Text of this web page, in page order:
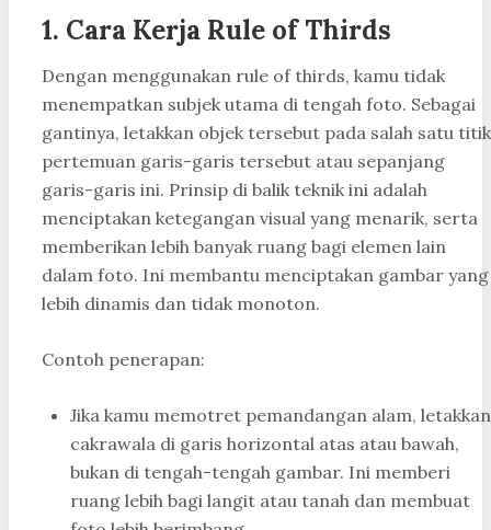
1. Cara Kerja Rule of Thirds
Dengan menggunakan rule of thirds, kamu tidak
menempatkan subjek utama di tengah foto. Sebagai
gantinya, letakkan objek tersebut pada salah satu titik
pertemuan garis-garis tersebut atau sepanjang
garis-garis ini. Prinsip di balik teknik ini adalah
menciptakan ketegangan visual yang menarik, serta
memberikan lebih banyak ruang bagi elemen lain
dalam foto. Ini membantu menciptakan gambar yang
lebih dinamis dan tidak monoton.
Contoh penerapan:
Jika kamu memotret pemandangan alam, letakkan
cakrawala di garis horizontal atas atau bawah,
bukan di tengah-tengah gambar. Ini memberi
ruang lebih bagi langit atau tanah dan membuat